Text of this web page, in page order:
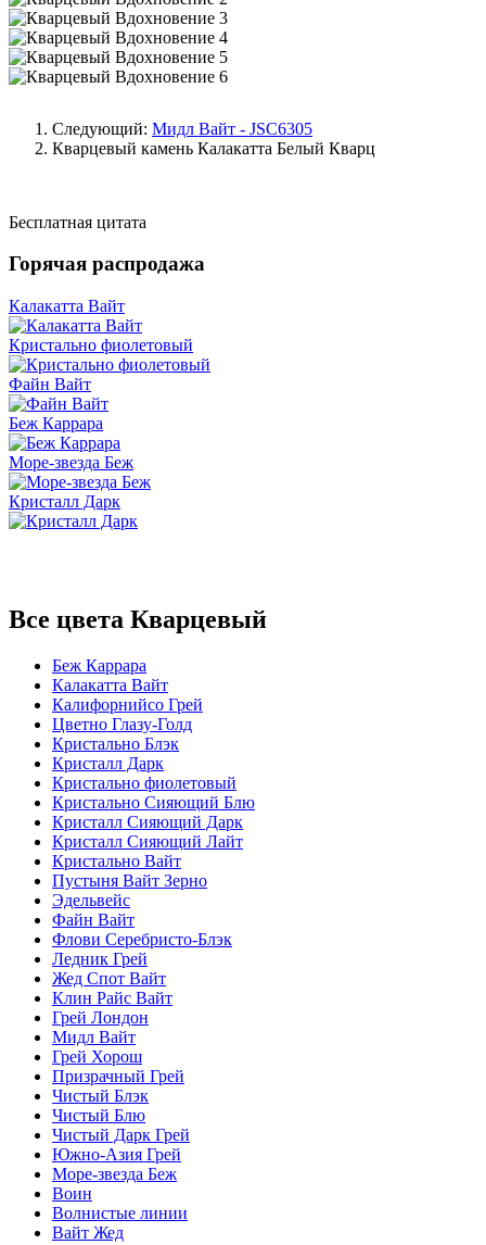
Следующий: Мидл Вайт - JSC6305
Кварцевый камень Калакатта Белый Кварц
Бесплатная цитата
Горячая распродажа
Калакатта Вайт
Кристально фиолетовый
Файн Вайт
Беж Каррара
Море-звезда Беж
Кристалл Дарк
Все цвета Кварцевый
Беж Каррара
Калакатта Вайт
Калифорнийсо Грей
Цветно Глазу-Голд
Кристально Блэк
Кристалл Дарк
Кристально фиолетовый
Кристально Сияющий Блю
Кристалл Сияющий Дарк
Кристалл Сияющий Лайт
Кристально Вайт
Пустыня Вайт Зерно
Эдельвейс
Файн Вайт
Флови Серебристо-Блэк
Ледник Грей
Жед Спот Вайт
Клин Райс Вайт
Грей Лондон
Мидл Вайт
Грей Хорош
Призрачный Грей
Чистый Блэк
Чистый Блю
Чистый Дарк Грей
Южно-Азия Грей
Море-звезда Беж
Воин
Волнистые линии
Вайт Жед